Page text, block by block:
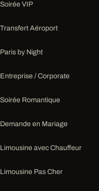
Soirée VIP
Transfert Aéroport
Paris by Night
Entreprise / Corporate
Soirée Romantique
Demande en Mariage
Limousine avec Chauffeur
Limousine Pas Cher